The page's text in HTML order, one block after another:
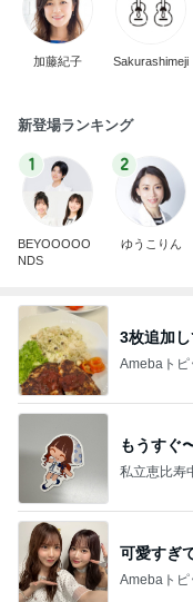
加藤紀子 Sakurashimeji
新登場ランキング
1
BEYOOOOO
NDS
2
ゆうこりん
3枚追加
Amebaトピ
もうすぐ
私立恵比寿
可愛すぎ
Amebaトピ